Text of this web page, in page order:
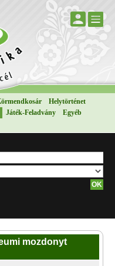
Helytörténet
Játék-Feladvány
Egyéb
mozdonyt